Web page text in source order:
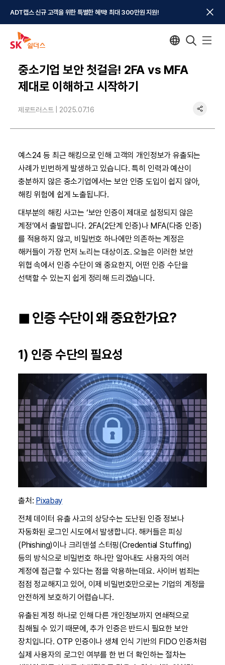
ADT캡스 신규 고객을 위한 특별한 혜택! 최대 300만원 지원!
중소기업 보안 첫걸음! 2FA vs MFA
제대로 이해하고 시작하기
제로트러스트 | 2025.07.16
예스24 등 최근 해킹으로 인해 고객의 개인정보가 유출되는
사례가 빈번하게 발생하고 있습니다. 특히 인력과 예산이
충분하지 않은 중소기업에서는 보안 인증 도입이 쉽지 않아,
해킹 위험에 쉽게 노출됩니다.
대부분의 해킹 사고는 ‘보안 인증이 제대로 설정되지 않은
계정’에서 출발합니다. 2FA(2단계 인증)나 MFA(다중 인증)
를 적용하지 않고, 비밀번호 하나에만 의존하는 계정은
해커들이 가장 먼저 노리는 대상이죠. 오늘은 이러한 보안
위협 속에서 인증 수단이 왜 중요한지, 어떤 인증 수단을
선택할 수 있는지 쉽게 정리해 드리겠습니다.
◼︎ 인증 수단이 왜 중요한가요?
1) 인증 수단의 필요성
출처: Pixabay
전체 데이터 유출 사고의 상당수는 도난된 인증 정보나
자동화된 로그인 시도에서 발생합니다. 해커들은 피싱
(Phishing)이나 크리덴셜 스터핑(Credential Stuffing)
등의 방식으로 비밀번호 하나만 알아내도 사용자의 여러
계정에 접근할 수 있다는 점을 악용하는데요. 사이버 범죄는
점점 정교해지고 있어, 이제 비밀번호만으로는 기업의 계정을
안전하게 보호하기 어렵습니다.
유출된 계정 하나로 인해 다른 개인정보까지 연쇄적으로
침해될 수 있기 때문에, 추가 인증은 반드시 필요한 보안
장치입니다. OTP 인증이나 생체 인식 기반의 FIDO 인증처럼
실제 사용자의 로그인 여부를 한 번 더 확인하는 절차는